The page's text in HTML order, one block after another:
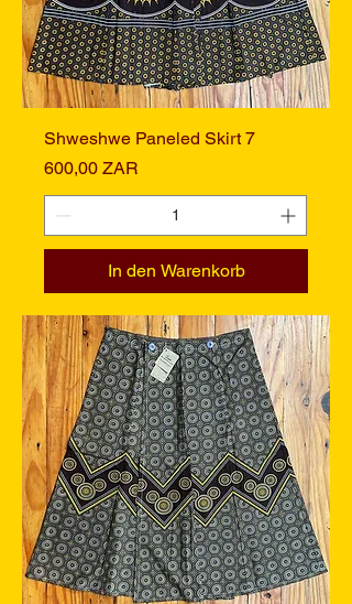
Shweshwe Paneled Skirt 7
Preis
600,00 ZAR
In den Warenkorb